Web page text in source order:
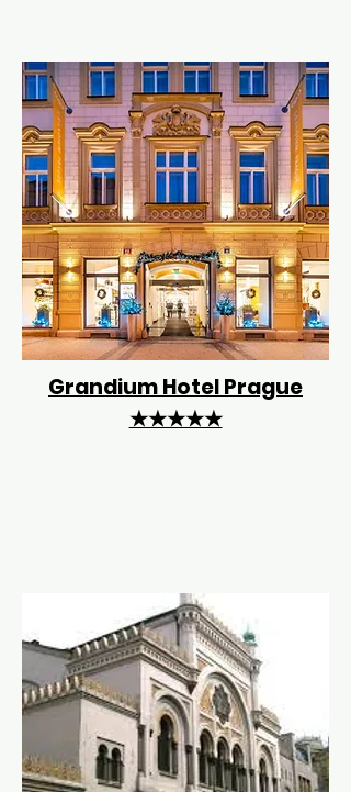
Grandium Hotel Prague
★★★★★